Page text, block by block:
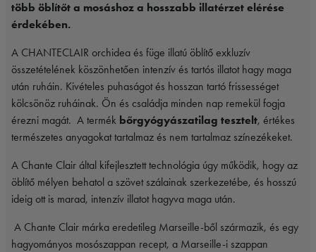
több öblítőt a mosáshoz a hosszabb illatérzet elérése
érdekében.
A CHANTECLAIR orchidea és füge illatú öblítő exkluzív
összetételének köszönhetően intenzív és tartós illatot hagy maga
után ruháin. Kivételes puhaságot és hosszan tartó frissességet
kölcsönöz ruháinak. Ön és családja minden nap remekül fogja
érezni magát. A termék bőrgyógyászatilag tesztelt, értékes
természetes anyagokat tartalmaz és nem tartalmaz színezékeket.
A Chante Clair által kifejlesztett technológia úgy működik, hogy az
öblítő mélyen behatol a szövet szálainak szerkezetébe, és hosszú
ideig ott is marad, intenzív illatot hagyva maga után.
A Chante Clair márka eredetileg Marseille-ből származik, és egy
hagyományos mosószappan recept, a Marseille-i szappan